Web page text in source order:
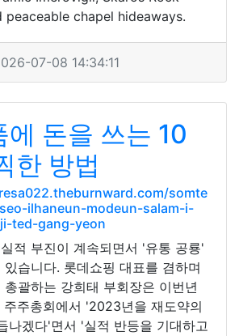
chapel hideaways.
07-08 14:34:11
에 돈을 쓰는 10
한 방법
somte
ilhaneun-modeun-salam-i-
ted-gang-yeon
적 부진이 계속되면서 '유통 공룡'
습니다. 롯데쇼핑 대표를 겸하며
괄하는 강희태 부회장은 이번년
주총회에서 '2023년을 재도약의
나겠다'면서 '실적 반등을 기대하고